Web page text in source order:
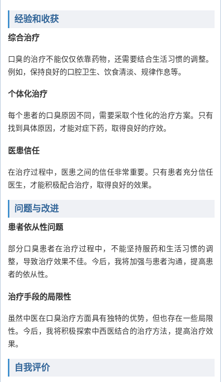
经验和收获
综合治疗
口臭的治疗不能仅仅依靠药物，还需要结合生活习惯的调整。
例如，保持良好的口腔卫生、饮食清淡、规律作息等。
个体化治疗
每个患者的口臭原因不同，需要采取个性化的治疗方案。只有
找到具体原因，才能对症下药，取得良好的疗效。
医患信任
在治疗过程中，医患之间的信任非常重要。只有患者充分信任
医生，才能积极配合治疗，取得良好的效果。
问题与改进
患者依从性问题
部分口臭患者在治疗过程中，不能坚持服药和生活习惯的调
整，导致治疗效果不佳。今后，我将加强与患者沟通，提高患
者的依从性。
治疗手段的局限性
虽然中医在口臭治疗方面具有独特的优势，但也存在一些局限
性。今后，我将积极探索中西医结合的治疗方法，提高治疗效
果。
自我评价